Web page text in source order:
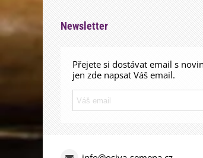
Newsletter
Přejete si dostávat email s
jen zde napsat Váš email.